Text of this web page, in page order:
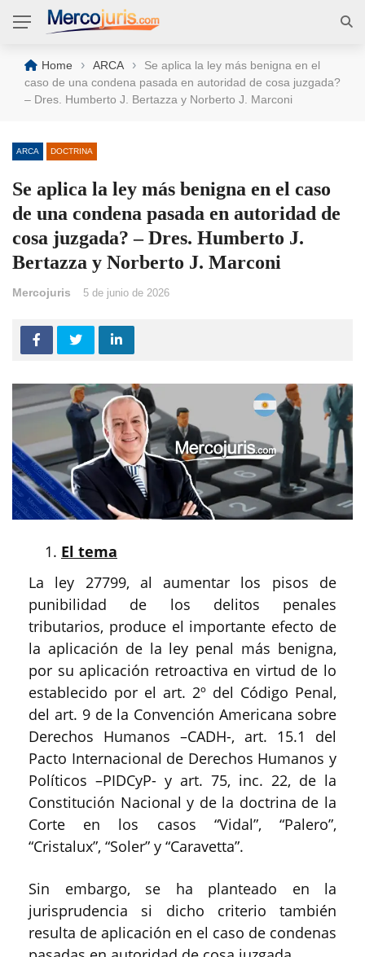
Home › ARCA ›
Se aplica la ley más benigna en el
caso de una condena pasada en autoridad de cosa juzgada?
– Dres. Humberto J. Bertazza y Norberto J. Marconi
ARCA DOCTRINA
Se aplica la ley más benigna en el caso
de una condena pasada en autoridad de
cosa juzgada? – Dres. Humberto J.
Bertazza y Norberto J. Marconi
Mercojuris 5 de junio de 2026
El tema
La ley 27799, al aumentar los pisos de
punibilidad de los delitos penales
tributarios, produce el importante efecto de
la aplicación de la ley penal más benigna,
por su aplicación retroactiva en virtud de lo
establecido por el art. 2º del Código Penal,
del art. 9 de la Convención Americana sobre
Derechos Humanos –CADH-, art. 15.1 del
Pacto Internacional de Derechos Humanos y
Políticos –PIDCyP- y art. 75, inc. 22, de la
Constitución Nacional y de la doctrina de la
Corte en los casos “Vidal”, “Palero”,
“Cristalux”, “Soler” y “Caravetta”.
Sin embargo, se ha planteado en la
jurisprudencia si dicho criterio también
resulta de aplicación en el caso de condenas